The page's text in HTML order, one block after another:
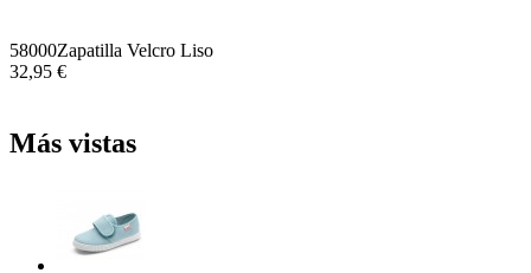
58000Zapatilla Velcro Liso
32,95 €
Más vistas